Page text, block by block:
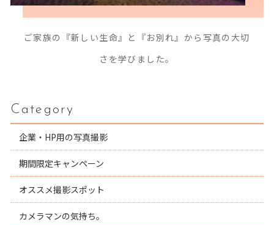
ご家族の『新しい生命』と『お別れ』から写真の大切
さを学びました。
Category
企業・HP用の写真撮影
期間限定キャンペーン
オススメ撮影スポット
カメラマンの気持ち。